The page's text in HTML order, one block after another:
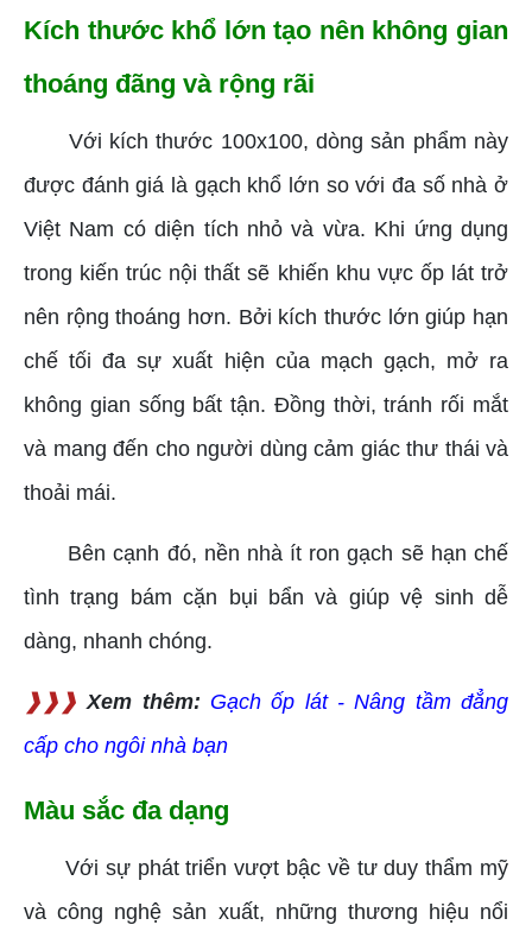
Kích thước khổ lớn tạo nên không gian
thoáng đãng và rộng rãi
Với kích thước 100x100, dòng sản phẩm này
được đánh giá là gạch khổ lớn so với đa số nhà ở
Việt Nam có diện tích nhỏ và vừa. Khi ứng dụng
trong kiến trúc nội thất sẽ khiến khu vực ốp lát trở
nên rộng thoáng hơn. Bởi kích thước lớn giúp hạn
chế tối đa sự xuất hiện của mạch gạch, mở ra
không gian sống bất tận. Đồng thời, tránh rối mắt
và mang đến cho người dùng cảm giác thư thái và
thoải mái.
Bên cạnh đó, nền nhà ít ron gạch sẽ hạn chế
tình trạng bám cặn bụi bẩn và giúp vệ sinh dễ
dàng, nhanh chóng.
❱❱❱Xem thêm: Gạch ốp lát - Nâng tầm đẳng
cấp cho ngôi nhà bạn
Màu sắc đa dạng
Với sự phát triển vượt bậc về tư duy thẩm mỹ
và công nghệ sản xuất, những thương hiệu nổi